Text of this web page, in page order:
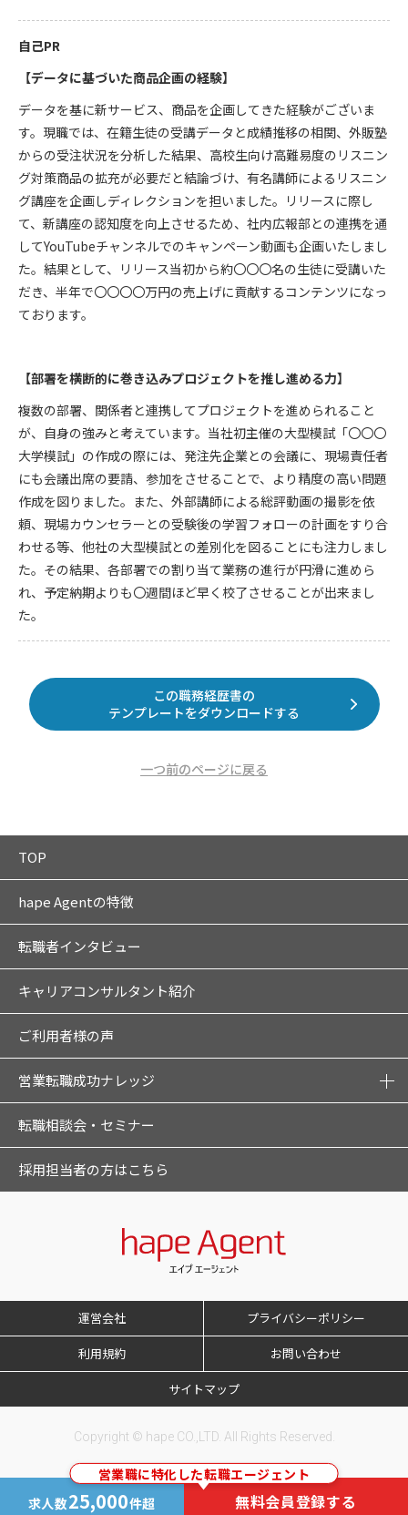
自己PR
【データに基づいた商品企画の経験】
データを基に新サービス、商品を企画してきた経験がございま
す。現職では、在籍生徒の受講データと成績推移の相関、外販塾
からの受注状況を分析した結果、高校生向け高難易度のリスニン
グ対策商品の拡充が必要だと結論づけ、有名講師によるリスニン
グ講座を企画しディレクションを担いました。リリースに際し
て、新講座の認知度を向上させるため、社内広報部との連携を通
してYouTubeチャンネルでのキャンペーン動画も企画いたしまし
た。結果として、リリース当初から約〇〇〇名の生徒に受講いた
だき、半年で〇〇〇〇万円の売上げに貢献するコンテンツになっ
ております。
【部署を横断的に巻き込みプロジェクトを推し進める力】
複数の部署、関係者と連携してプロジェクトを進められること
が、自身の強みと考えています。当社初主催の大型模試「〇〇〇
大学模試」の作成の際には、発注先企業との会議に、現場責任者
にも会議出席の要請、参加をさせることで、より精度の高い問題
作成を図りました。また、外部講師による総評動画の撮影を依
頼、現場カウンセラーとの受験後の学習フォローの計画をすり合
わせる等、他社の大型模試との差別化を図ることにも注力しまし
た。その結果、各部署での割り当て業務の進行が円滑に進めら
れ、予定納期よりも〇週間ほど早く校了させることが出来まし
た。
この職務経歴書の
テンプレートをダウンロードする
一つ前のページに戻る
営業職に特化した転職エージェント
求人数25,000件超 無料会員登録する
TOP
hape Agentの特徴
転職者インタビュー
キャリアコンサルタント紹介
ご利用者様の声
営業転職成功ナレッジ
転職相談会・セミナー
採用担当者の方はこちら
運営会社 プライバシーポリシー
利用規約 お問い合わせ
サイトマップ
Copyright © hape CO.,LTD. All Rights Reserved.